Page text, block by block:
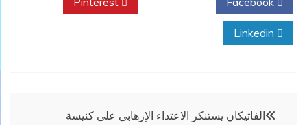
تصفّح
الفاتيكان يستنكر الاعتداء الإرهابي على كنيسة